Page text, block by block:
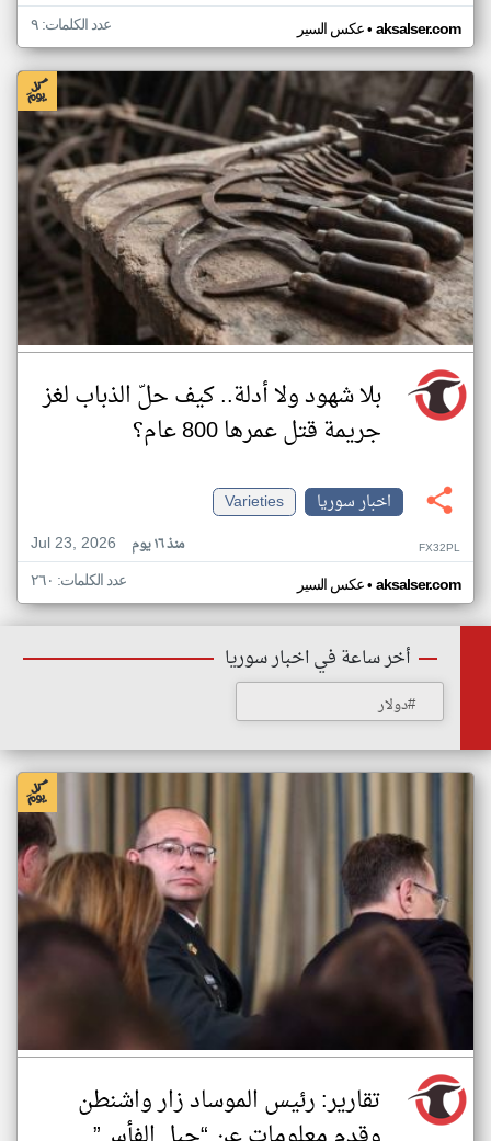
عكس السير• aksalser.com عدد الكلمات: ٩
بلا شهود ولا أدلة.. كيف حلّ الذباب لغز
جريمة قتل عمرها 800 عام؟
اخبار سوريا
Varieties
Jul 23, 2026
منذ ١٦ يوم FX32PL
عكس السير• aksalser.com عدد الكلمات: ٢٦٠
أخر ساعة في اخبار سوريا
#دولار
تقارير: رئيس الموساد زار واشنطن